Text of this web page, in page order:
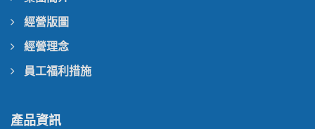
經營版圖
經營理念
員工福利措施
產品資訊